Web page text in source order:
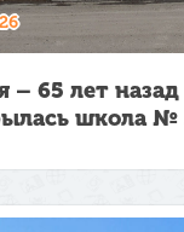
– 65 лет назад
школа №